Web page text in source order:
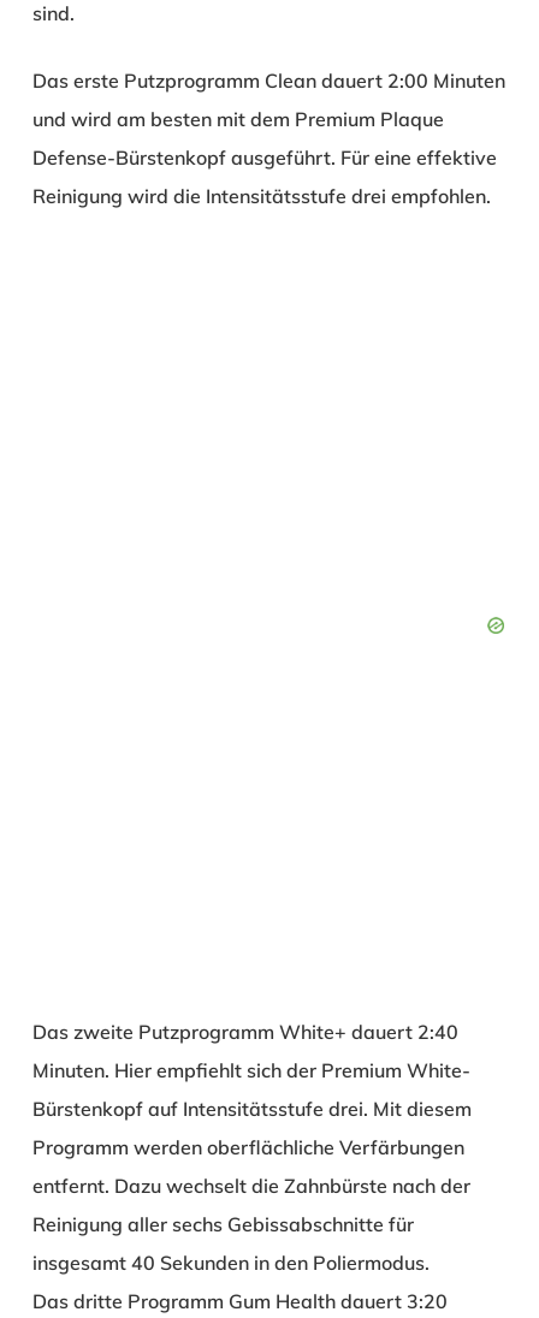
sind.
Das erste Putzprogramm Clean dauert 2:00 Minuten
und wird am besten mit dem Premium Plaque
Defense-Bürstenkopf ausgeführt. Für eine effektive
Reinigung wird die Intensitätsstufe drei empfohlen.
Das zweite Putzprogramm White+ dauert 2:40
Minuten. Hier empfiehlt sich der Premium White-
Bürstenkopf auf Intensitätsstufe drei. Mit diesem
Programm werden oberflächliche Verfärbungen
entfernt. Dazu wechselt die Zahnbürste nach der
Reinigung aller sechs Gebissabschnitte für
insgesamt 40 Sekunden in den Poliermodus.
Das dritte Programm Gum Health dauert 3:20